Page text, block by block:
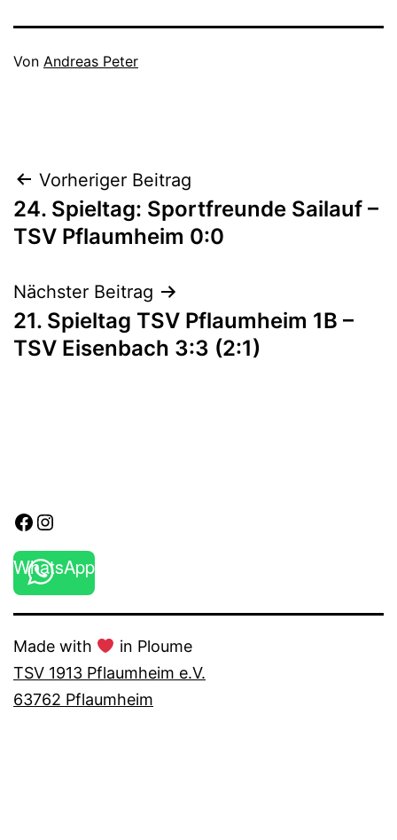
Veröffentlicht
Von Andreas Peter
Beitragsnavigation
Vorheriger Beitrag
24. Spieltag: Sportfreunde Sailauf –
TSV Pflaumheim 0:0
Nächster Beitrag
21. Spieltag TSV Pflaumheim 1B –
TSV Eisenbach 3:3 (2:1)
Facebook
Instagram
WhatsApp
Made with
in Ploume
TSV 1913 Pflaumheim e.V.
63762 Pflaumheim